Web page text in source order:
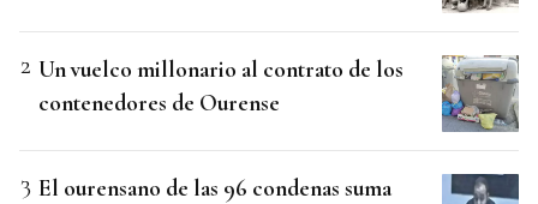
Un vuelco millonario al contrato de los
contenedores de Ourense
El ourensano de las 96 condenas suma